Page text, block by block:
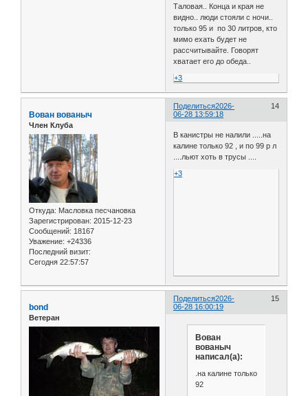
Таловая.. Конца и края не
видно.. люди стояли с ночи..
только 95 и по 30 литров, кто
мимо ехать будет не
рассчитывайте. Говорят
хватает его до обеда..
+3
Поделиться 14
2026-
06-28 13:59:18
Вован вованыч
Член Клуба
Откуда: Масловка песчановка
Зарегистрирован: 2015-12-23
Сообщений: 18167
Уважение: +24336
Последний визит:
Сегодня 22:57:57
В канистры не налили .....на
калине только 92 , и по 99 р л
....льют хоть в трусы ....
+3
Поделиться 15
2026-
06-28 16:00:19
bond
Ветеран
Вован
вованыч
написал(а):
.на калине только
92